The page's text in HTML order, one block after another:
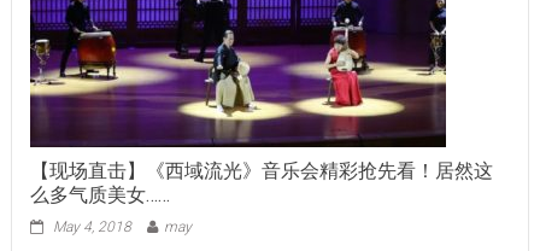
【现场直击】《西域流光》音乐会精彩抢先看！居然这
么多气质美女……
May 4, 2018 may